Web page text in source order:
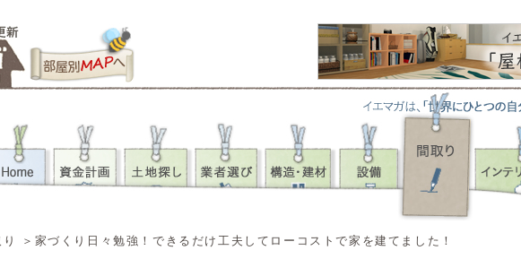
＞ 家づくり日々勉強！できるだけ工夫してローコストで家を建てました！